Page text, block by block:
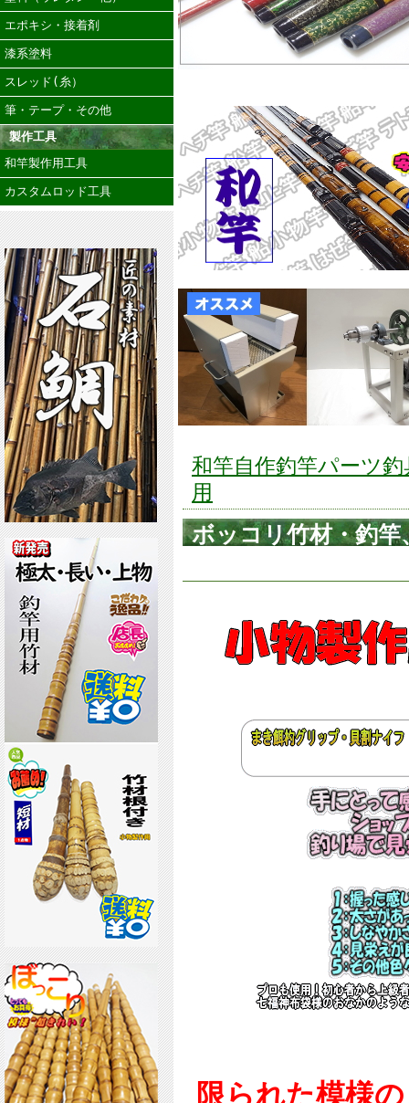
エポキシ・接着剤
漆系塗料
スレッド(糸）
筆・テープ・その他
製作工具
和竿製作用工具
カスタムロッド工具
和竿自作釣竿パーツ釣
用
ボッコリ竹材・釣
限られた模様